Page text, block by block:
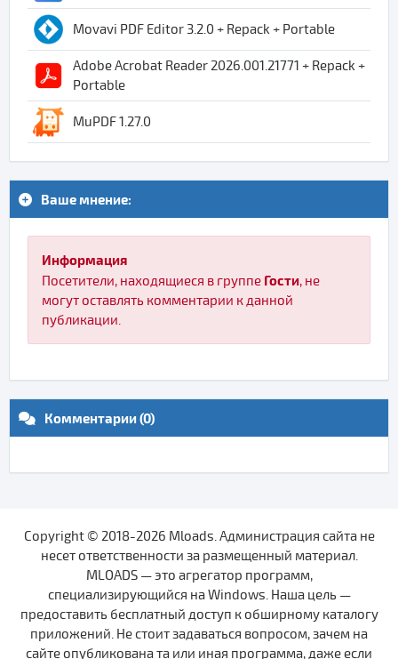
Movavi PDF Editor 3.2.0 + Repack + Portable
Adobe Acrobat Reader 2026.001.21771 + Repack +
Portable
MuPDF 1.27.0
Ваше мнение:
Информация
Посетители, находящиеся в группе Гости, не
могут оставлять комментарии к данной
публикации.
Комментарии (0)
Copyright © 2018-2026 Mloads. Администрация сайта не
несет ответственности за размещенный материал.
MLOADS — это агрегатор программ,
специализирующийся на Windows. Наша цель —
предоставить бесплатный доступ к обширному каталогу
приложений. Не стоит задаваться вопросом, зачем на
сайте опубликована та или иная программа, даже если